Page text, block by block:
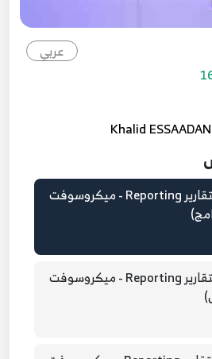
عربي
قواعد البيانات - تحديث البيانات في
قواعد البيانات - التنقل بين البيانات
106.106. طباعة التقارير Reporting - ميكروسوفت
107.107. طباعة التقارير Reporting - ميكروسوفت